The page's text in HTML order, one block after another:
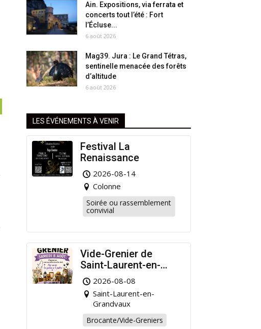
Ain. Expositions, via ferrata et
concerts tout l’été : Fort
l’Écluse...
6 août 2026
Mag39. Jura : Le Grand Tétras,
sentinelle menacée des forêts
d’altitude
6 août 2026
LES ÉVÉNEMENTS À VENIR
Festival La
Renaissance
2026-08-14
Colonne
Soirée ou rassemblement
convivial
Vide-Grenier de
Saint-Laurent-en-
Grandvaux : Venez
chiner pour la bonne
cause !
2026-08-08
Saint-Laurent-en-
Grandvaux
Brocante/Vide-Greniers